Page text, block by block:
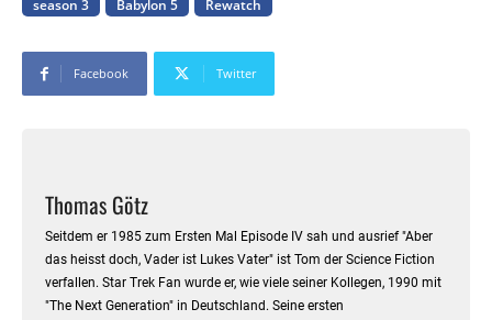
season 3 Babylon 5 Rewatch
Facebook Twitter
Thomas Götz
Seitdem er 1985 zum Ersten Mal Episode IV sah und ausrief "Aber
das heisst doch, Vader ist Lukes Vater" ist Tom der Science Fiction
verfallen. Star Trek Fan wurde er, wie viele seiner Kollegen, 1990 mit
"The Next Generation" in Deutschland. Seine ersten